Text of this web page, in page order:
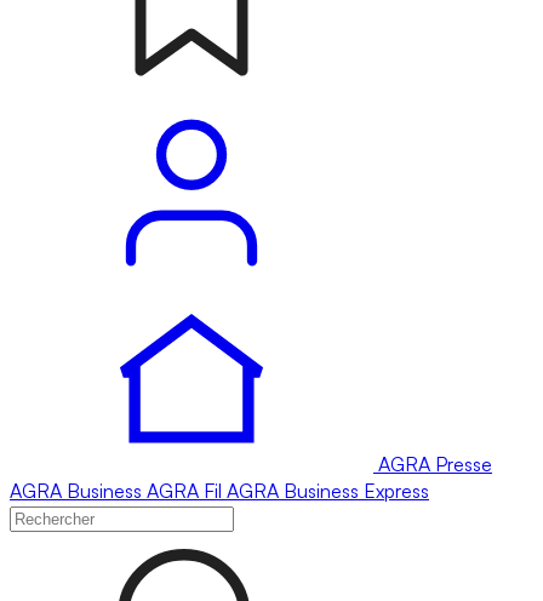
AGRA Presse
AGRA Business AGRA Fil AGRA Business Express